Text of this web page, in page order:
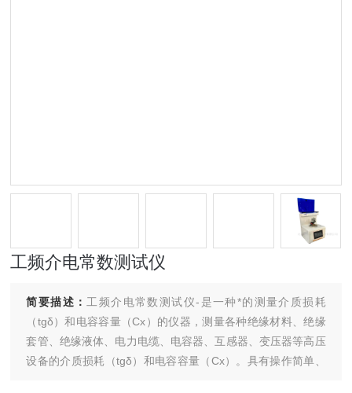
工频介电常数测试仪
简要描述： 工频介电常数测试仪-是一种*的测量介质损耗
（tgδ）和电容容量（Cx）的仪器，测量各种绝缘材料、绝缘
套管、绝缘液体、电力电缆、电容器、互感器、变压器等高压
设备的介质损耗（tgδ）和电容容量（Cx）。具有操作简单、